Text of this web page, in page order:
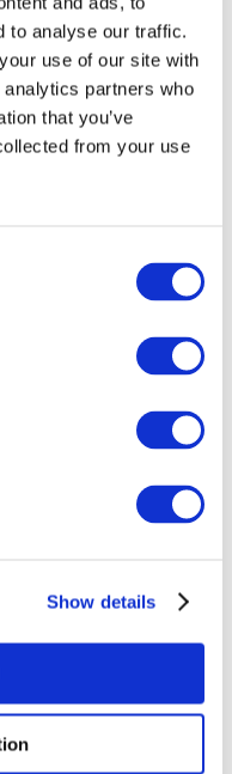
to analyse our traffic.
use of our site with
partners who
that you’ve
from your use
Show details